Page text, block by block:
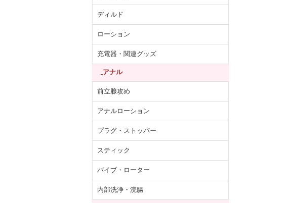
ディルド
ローション
充電器・関連グッズ
アナル
前立腺攻め
アナルローション
プラグ・ストッパー
スティック
バイブ・ローター
内部洗浄・浣腸